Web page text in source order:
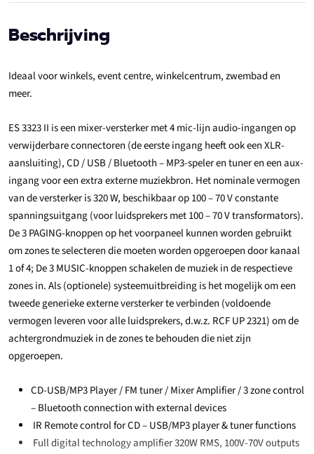
Beschrijving
Ideaal voor winkels, event centre, winkelcentrum, zwembad en
meer.
ES 3323 II is een mixer-versterker met 4 mic-lijn audio-ingangen op
verwijderbare connectoren (de eerste ingang heeft ook een XLR-
aansluiting), CD / USB / Bluetooth – MP3-speler en tuner en een aux-
ingang voor een extra externe muziekbron. Het nominale vermogen
van de versterker is 320 W, beschikbaar op 100 – 70 V constante
spanningsuitgang (voor luidsprekers met 100 – 70 V transformators).
De 3 PAGING-knoppen op het voorpaneel kunnen worden gebruikt
om zones te selecteren die moeten worden opgeroepen door kanaal
1 of 4; De 3 MUSIC-knoppen schakelen de muziek in de respectieve
zones in. Als (optionele) systeemuitbreiding is het mogelijk om een ​​
tweede generieke externe versterker te verbinden (voldoende
vermogen leveren voor alle luidsprekers, d.w.z. RCF UP 2321) om de
achtergrondmuziek in de zones te behouden die niet zijn
opgeroepen.
CD-USB/MP3 Player / FM tuner / Mixer Amplifier / 3 zone control
– Bluetooth connection with external devices
IR Remote control for CD – USB/MP3 player & tuner functions
Full digital technology amplifier 320W RMS, 100V-70V outputs